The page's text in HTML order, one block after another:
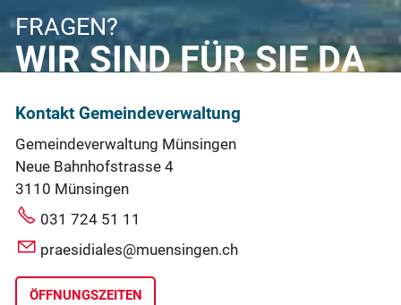
FRAGEN?
WIR SIND FÜR SIE DA
Kontakt Gemeindeverwaltung
Gemeindeverwaltung Münsingen
Neue Bahnhofstrasse 4
3110 Münsingen
031 724 51 11
praesidiales@muensingen.ch
ÖFFNUNGSZEITEN